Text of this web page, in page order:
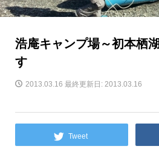
浩庵キャンプ場～初本栖
す
2013.03.16 最終更新日: 2013.03.16
Tweet